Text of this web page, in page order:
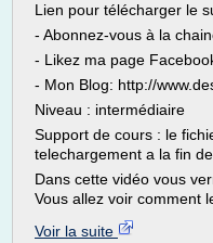
Lien pour télécharger le
- Abonnez-vous à la
- Likez ma page
- Mon Blog: http://
Niveau : intermédiaire
Support de cours : le
telechargement a la fin
Dans cette vidéo vous
Vous allez voir comment
Voir la suite